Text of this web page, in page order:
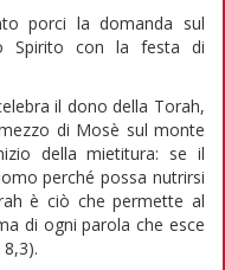
porci la domanda sul
Spirito con la festa di
il dono della Torah,
di Mosè sul monte
della mietitura: se il
perché possa nutrirsi
è ciò che permette al
di ogni parola che esce